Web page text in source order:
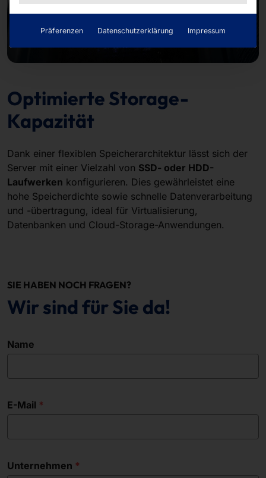
Optimierte Storage-
Kapazität
Dank einer flexiblen Speicherarchitektur lässt sich der
Server mit einer Vielzahl von SSD- oder HDD-
Laufwerken konfigurieren. Dies gewährleistet eine
hohe Speicherdichte sowie schnelle Datenverarbeitung
und -übertragung, ideal für Virtualisierung,
Datenbanken und Cloud-Storage-Anwendungen.
SIE HABEN NOCH FRAGEN?
Wir sind für Sie da!
Name
E-Mail
Unternehmen
Präferenzen Datenschutzerklärung Impressum